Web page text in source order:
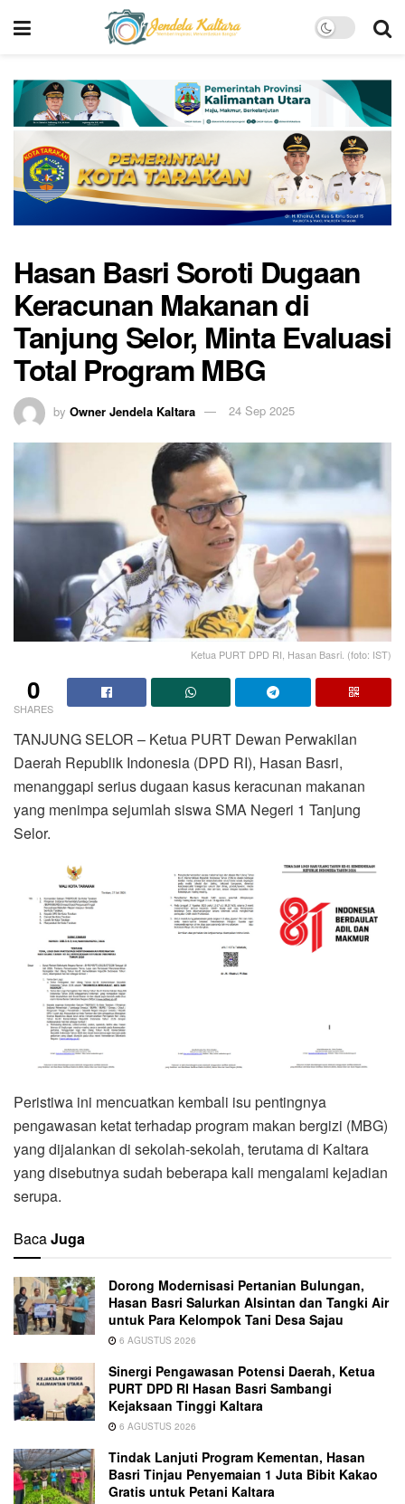
Hasan Basri Soroti Dugaan
Keracunan Makanan di
Tanjung Selor, Minta Evaluasi
Total Program MBG
by Owner Jendela Kaltara 24 Sep 2025
Ketua PURT DPD RI, Hasan Basri. (foto: IST)
0
SHARES
TANJUNG SELOR – Ketua PURT Dewan Perwakilan
Daerah Republik Indonesia (DPD RI), Hasan Basri,
menanggapi serius dugaan kasus keracunan makanan
yang menimpa sejumlah siswa SMA Negeri 1 Tanjung
Selor.
Peristiwa ini mencuatkan kembali isu pentingnya
pengawasan ketat terhadap program makan bergizi (MBG)
yang dijalankan di sekolah-sekolah, terutama di Kaltara
yang disebutnya sudah beberapa kali mengalami kejadian
serupa.
BacaJuga
Dorong Modernisasi Pertanian Bulungan,
Hasan Basri Salurkan Alsintan dan Tangki Air
untuk Para Kelompok Tani Desa Sajau
6 AGUSTUS 2026
Sinergi Pengawasan Potensi Daerah, Ketua
PURT DPD RI Hasan Basri Sambangi
Kejaksaan Tinggi Kaltara
6 AGUSTUS 2026
Tindak Lanjuti Program Kementan, Hasan
Basri Tinjau Penyemaian 1 Juta Bibit Kakao
Gratis untuk Petani Kaltara